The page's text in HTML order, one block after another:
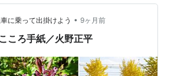
に乗って出掛けよう • 9ヶ月前
ころ手紙／火野正平